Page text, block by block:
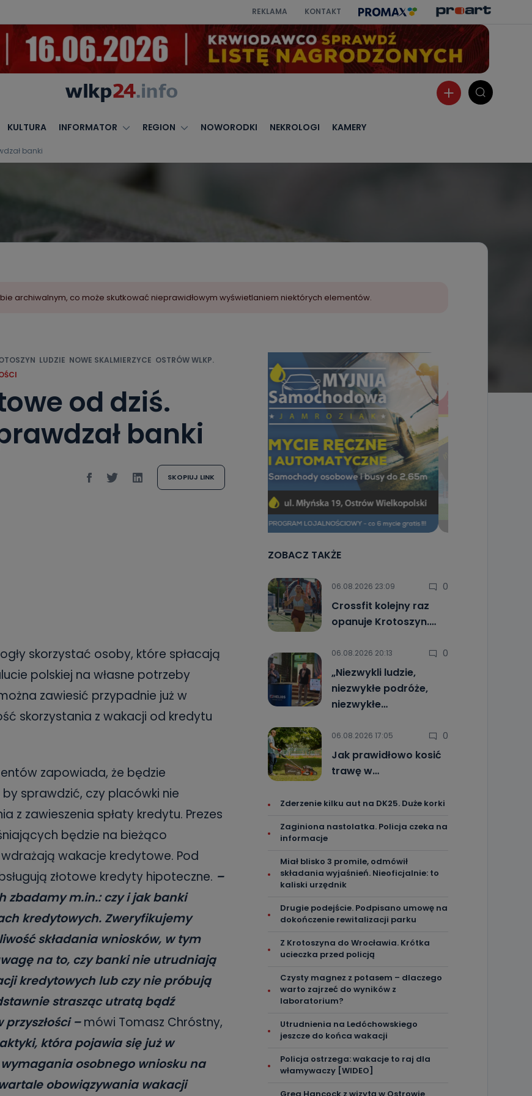
REKLAMA KONTAKT
KULTURA INFORMATOR REGION NOWORODKI NEKROLOGI KAMERY
banki
archiwalnym, co może skutkować nieprawidłowym wyświetlaniem niektórych elementów.
LUDZIE NOWE SKALMIERZYCE OSTRÓW WLKP.
od dziś.
banki
SKOPIUJ LINK
skorzystać osoby, które spłacają
polskiej na własne potrzeby
zawiesić przypadnie już w
skorzystania z wakacji od kredytu
zapowiada, że będzie
sprawdzić, czy placówki nie
z zawieszenia spłaty kredytu. Prezes
będzie na bieżąco
wakacje kredytowe. Pod
złotowe kredyty hipoteczne. –
zbadamy m.in.: czy i jak banki
kredytowych. Zweryfikujemy
składania wniosków, w tym
na to, czy banki nie utrudniają
kredytowych lub czy nie próbują
strasząc utratą bądź
–mówi Tomasz Chróstny,
która pojawia się już w
osobnego wniosku na
obowiązywania wakacji
ZOBACZ TAKŻE
06.08.2026 23:09 0
Crossfit kolejny raz
opanuje Krotoszyn.…
06.08.2026 20:13 0
„Niezwykli ludzie,
niezwykłe podróże,
niezwykłe…
06.08.2026 17:05 0
Jak prawidłowo kosić
trawę w…
Zderzenie kilku aut na DK25. Duże korki
Zaginiona nastolatka. Policja czeka na
informacje
Miał blisko 3 promile, odmówił
składania wyjaśnień. Nieoficjalnie: to
kaliski urzędnik
Drugie podejście. Podpisano umowę na
dokończenie rewitalizacji parku
Z Krotoszyna do Wrocławia. Krótka
ucieczka przed policją
Czysty magnez z potasem – dlaczego
warto zajrzeć do wyników z
laboratorium?
Utrudnienia na Ledóchowskiego
jeszcze do końca wakacji
Policja ostrzega: wakacje to raj dla
włamywaczy [WIDEO]